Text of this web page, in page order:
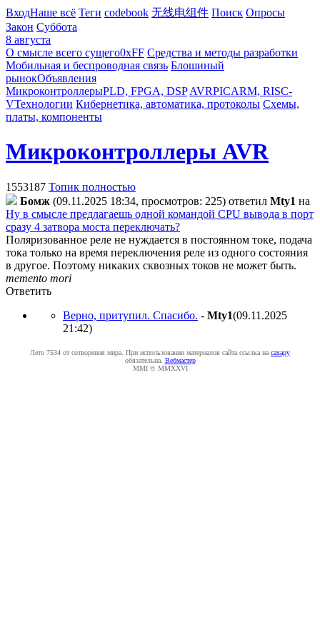
ВходНаше всё Теги codebook 无线电组件 Поиск Опросы
Закон Суббота
8 августа
О смысле всего сущего0xFF Средства и методы разработки
Мобильная и беспроводная связь Блошиный
рынокОбъявления
МикроконтроллерыPLD, FPGA, DSP AVRPICARM, RISC-
VТехнологии Кибернетика, автоматика, протоколы Схемы,
платы, компоненты
Микроконтроллеры AVR
1553187 Топик полностью
Бoмж (09.11.2025 18:34, просмотров: 225) ответил Mty1 на
Ну в смысле предлагаешь одной командой CPU вывода в порт
сразу 4 затвора моста переключать?
Поляризованное реле не нуждается в постоянном токе, подача
тока только на время переключения реле из одного состояния
в другое. Поэтому никаких сквозных токов не может быть.
memento mori
Ответить
Верно, притупил. Спасибо. - Mty1(09.11.2025
21:42)
Лето 7534 от сотворения мира. При использовании материалов сайта ссылка на caxapу
обязательна. Вебмастер
MMI © MMXXVI